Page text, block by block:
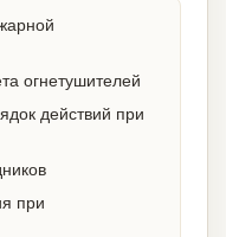
огнетушителей
действий при
при